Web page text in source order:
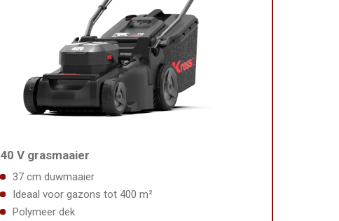
40 V grasmaaier
37 cm duwmaaier
Ideaal voor gazons tot 400 m²
Polymeer dek